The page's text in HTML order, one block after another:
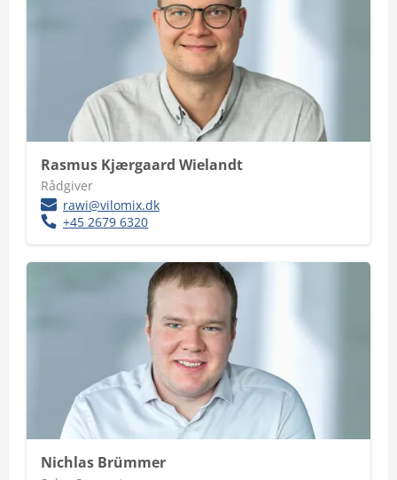
Rasmus Kjærgaard Wielandt
Rådgiver
rawi@vilomix.dk
+45 2679 6320
Nichlas Brümmer